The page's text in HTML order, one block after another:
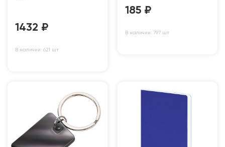
1432 ₽
В наличии: 621 шт
185 ₽
В наличии: 797 шт